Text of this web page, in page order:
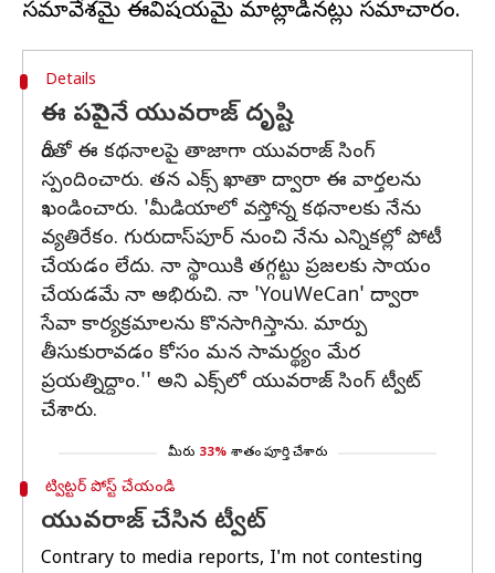
Details
ఈ పనిపైనే యువరాజ్ దృష్టి
దీంతో ఈ కథనాలపై తాజాగా యువరాజ్ సింగ్
స్పందించారు. తన ఎక్స్ ఖాతా ద్వారా ఈ వార్తలను
ఖండించారు. 'మీడియాలో వస్తోన్న కథనాలకు నేను
వ్యతిరేకం. గురుదాస్‌పూర్ నుంచి నేను ఎన్నికల్లో పోటీ
చేయడం లేదు. నా స్థాయికి తగ్గట్టు ప్రజలకు సాయం
చేయడమే నా అభిరుచి. నా 'YouWeCan' ద్వారా
సేవా కార్యక్రమాలను కొనసాగిస్తాను. మార్పు
తీసుకురావడం కోసం మన సామర్థ్యం మేర
ప్రయత్నిద్దాం.'' అని ఎక్స్‌లో యువరాజ్ సింగ్ ట్వీట్
చేశారు.
మీరు 33% శాతం పూర్తి చేశారు
ట్విట్టర్ పోస్ట్ చేయండి
యువరాజ్ చేసిన ట్వీట్
Contrary to media reports, I'm not contesting